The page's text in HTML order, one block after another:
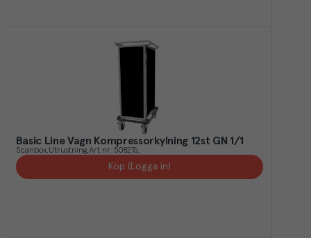
Basic Line Vagn Kompressorkylning 12st GN 1/1
Scanbox Utrustning Art.nr. 508276
Köp (Logga in)